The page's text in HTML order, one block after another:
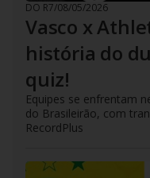
DO R7/08/05/2026
Vasco x
história do
quiz!
Equipes se enfrentam
do Brasileirão, com
RecordPlus